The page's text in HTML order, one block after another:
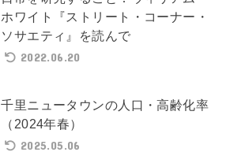
ホワイト『ストリート・コーナー・
ソサエティ』を読んで
2022.06.20
千里ニュータウンの人口・高齢化率
（2024年春）
2025.05.06